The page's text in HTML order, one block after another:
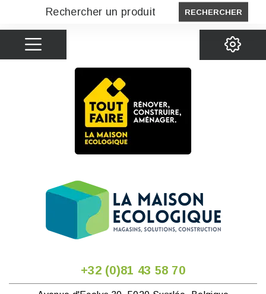
RECHERCHER
+32 (0)81 43 58 70